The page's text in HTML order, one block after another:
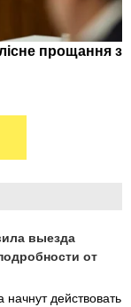
выезда
от
действовать